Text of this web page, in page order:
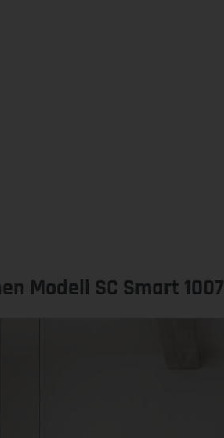
Modell SC Smart 1007